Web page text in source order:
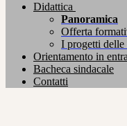
Didattica
Panoramica
Offerta
I progetti delle
Orientamento in
Bacheca sindacale
Contatti